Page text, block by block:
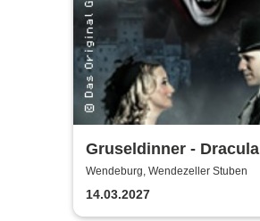
Gruseldinner - Dracula
Wendeburg, Wendezeller Stuben
14.03.2027